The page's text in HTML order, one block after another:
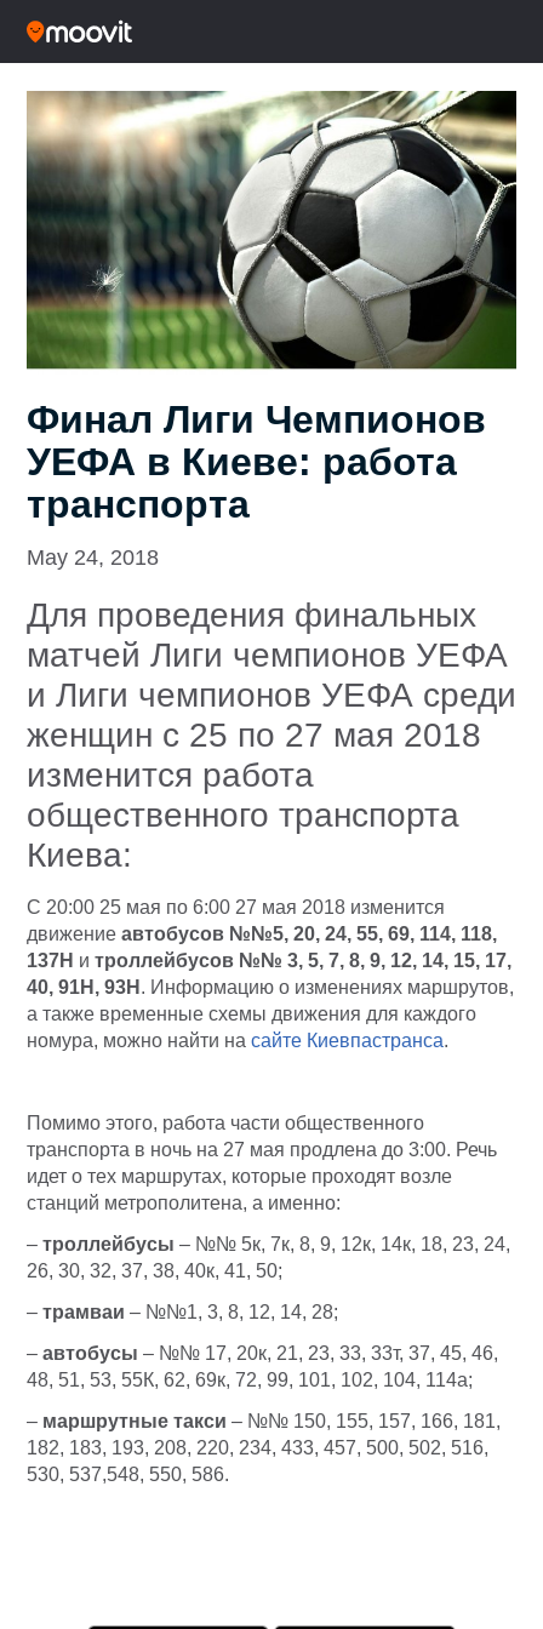
Финал Лиги Чемпионов
УЕФА в Киеве: работа
транспорта
May 24, 2018
Для проведения финальных
матчей Лиги чемпионов УЕФА
и Лиги чемпионов УЕФА среди
женщин с 25 по 27 мая 2018
изменится работа
общественного транспорта
Киева:
С 20:00 25 мая по 6:00 27 мая 2018 изменится
движение автобусов №№5, 20, 24, 55, 69, 114, 118,
137Н и троллейбусов №№ 3, 5, 7, 8, 9, 12, 14, 15, 17,
40, 91Н, 93Н . Информацию о изменениях маршрутов,
а также временные схемы движения для каждого
номура, можно найти на сайте Киевпастранса.
Помимо этого, работа части общественного
транспорта в ночь на 27 мая продлена до 3:00. Речь
идет о тех маршрутах, которые проходят возле
станций метрополитена, а именно:
– троллейбусы – №№ 5к, 7к, 8, 9, 12к, 14к, 18, 23, 24,
26, 30, 32, 37, 38, 40к, 41, 50;
– трамваи – №№1, 3, 8, 12, 14, 28;
– автобусы – №№ 17, 20к, 21, 23, 33, 33т, 37, 45, 46,
48, 51, 53, 55К, 62, 69к, 72, 99, 101, 102, 104, 114а;
– маршрутные такси – №№ 150, 155, 157, 166, 181,
182, 183, 193, 208, 220, 234, 433, 457, 500, 502, 516,
530, 537,548, 550, 586.